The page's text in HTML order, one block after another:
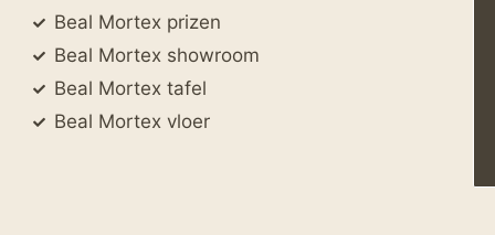
Beal Mortex prizen
Beal Mortex showroom
Beal Mortex tafel
Beal Mortex vloer